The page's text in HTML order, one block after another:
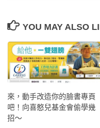
YOU MAY ALSO
來，動手改造你的臉書專頁
吧！向喜憨兒基金會偷學幾
招～